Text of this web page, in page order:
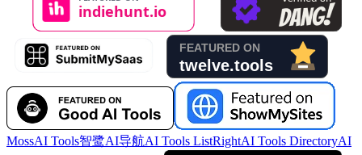
MossAI Tools智鹭AI导航AI Tools ListRightAI Tools DirectoryAI